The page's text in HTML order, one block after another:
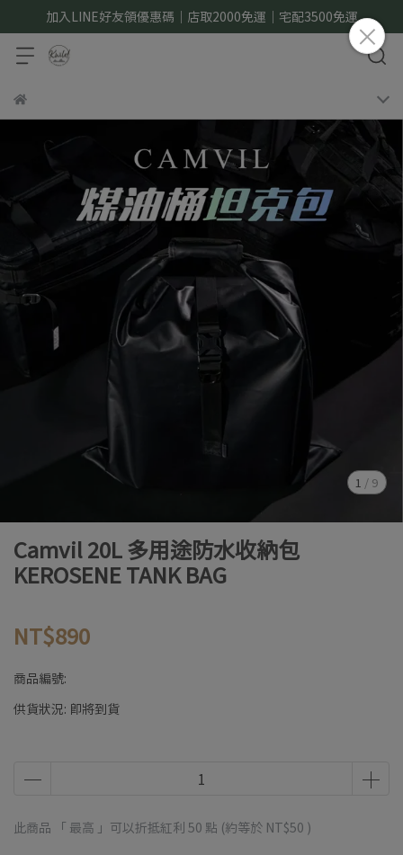
加入LINE好友領優惠碼｜店取2000免運｜宅配3500免運
1 / 9
Camvil 20L 多用途防水收納包
KEROSENE TANK BAG
NT$890
商品編號:
供貨狀況: 即將到貨
此商品 「 最高 」可以折抵紅利 50 點 (約等於 NT$50 )